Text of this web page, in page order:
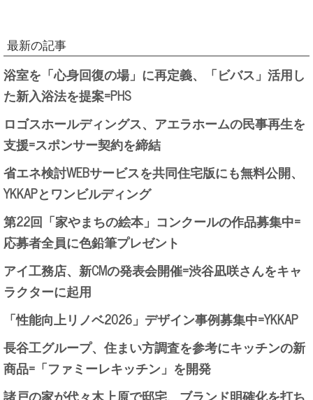
最新の記事
浴室を「心身回復の場」に再定義、「ビバス」活用し
た新入浴法を提案=PHS
ロゴスホールディングス、アエラホームの民事再生を
支援=スポンサー契約を締結
省エネ検討WEBサービスを共同住宅版にも無料公開、
YKKAPとワンビルディング
第22回「家やまちの絵本」コンクールの作品募集中=
応募者全員に色鉛筆プレゼント
アイ工務店、新CMの発表会開催=渋谷凪咲さんをキャ
ラクターに起用
「性能向上リノベ2026」デザイン事例募集中=YKKAP
長谷工グループ、住まい方調査を参考にキッチンの新
商品=「ファミーレキッチン」を開発
諸戸の家が代々木上原で邸宅、ブランド明確化を打ち